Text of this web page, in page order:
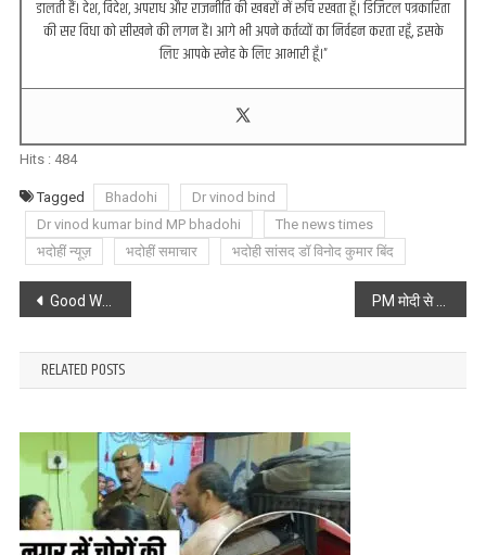
डालती हैं। देश, विदेश, अपराध और राजनीति की खबरों में रुचि रखता हूँ। डिजिटल पत्रकारिता
की सर विधा को सीखने की लगन है। आगे भी अपने कर्तव्यों का निर्वहन करता रहूँ, इसके
लिए आपके स्नेह के लिए आभारी हूँ।”
Hits : 484
Tagged Bhadohi
Dr vinod bind
Dr vinod kumar bind MP bhadohi
The news times
भदोहीं न्यूज़
भदोहीं समाचार भदोही सांसद डॉ विनोद कुमार बिंद
Post
navigation
Good Work : कुम्भकर्णी नींद से जगी चंदौली पुलिस, एक सप्ताह में बरामद किए 1.35 करोड़ की शराब
RELATED POSTS